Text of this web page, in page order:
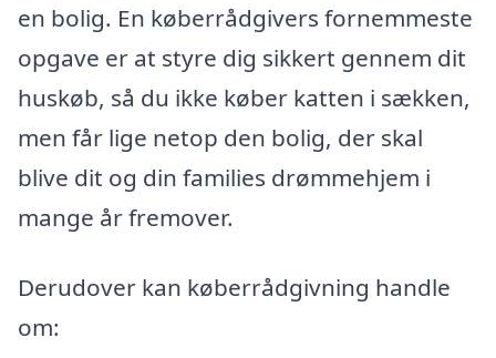
en bolig. En køberrådgivers fornemmeste
opgave er at styre dig sikkert gennem dit
huskøb, så du ikke køber katten i sækken,
men får lige netop den bolig, der skal
blive dit og din families drømmehjem i
mange år fremover.
Derudover kan køberrådgivning handle
om: